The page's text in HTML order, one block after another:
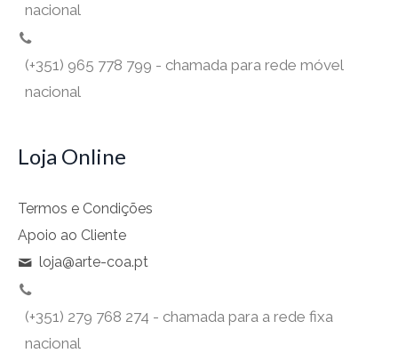
nacional
(+351) 965 778 799 - chamada para rede móvel
nacional
Loja Online
Termos e Condições
Apoio ao Cliente
loja@arte-coa.pt
(+351) 279 768 274 - chamada para a rede fixa
nacional